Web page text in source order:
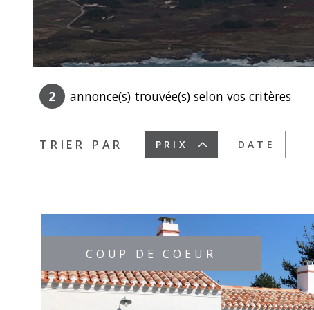
2 annonce(s) trouvée(s) selon vos critères
TRIER PAR PRIX DATE
COUP DE COEUR